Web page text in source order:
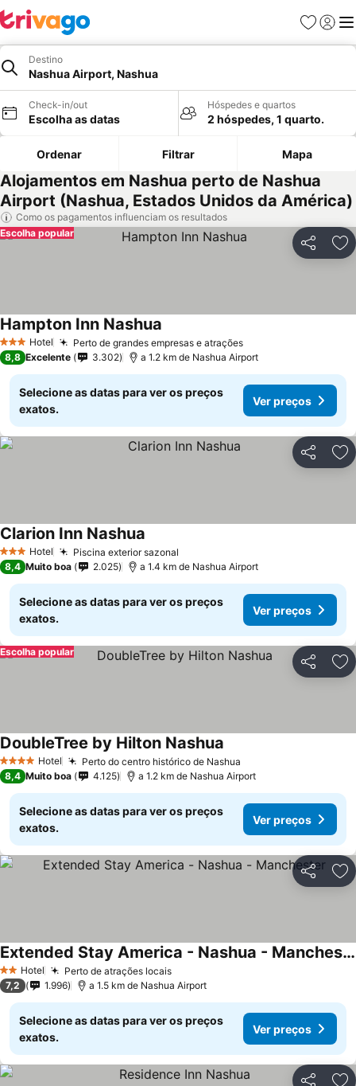
Favoritos
Iniciar
Destino
Nashua Airport, Nashua
Check-in/out
Escolha as datas
Hóspedes e quartos
2 hóspedes, 1 quarto.
Ordenar Filtrar Mapa
Alojamentos em Nashua perto de Nashua
Airport (Nashua, Estados Unidos da América)
Como os pagamentos influenciam os resultados
Partilhar
Escolha popular
3 EstrelasHotel Perto de grandes empresas e atrações
Hampton Inn Nashua
8,8 Excelente 3.302 a 1.2 km de Nashua Airport
Selecione as datas para ver os preços
exatos.
Ver preços
Partilhar
3 EstrelasHotel Piscina exterior sazonal
Clarion Inn Nashua
8,4 Muito boa 2.025 a 1.4 km de Nashua Airport
Selecione as datas para ver os preços
exatos.
Ver preços
Partilhar
Escolha popular
4 EstrelasHotel Perto do centro histórico de Nashua
DoubleTree by Hilton Nashua
8,4 Muito boa 4.125 a 1.2 km de Nashua Airport
Selecione as datas para ver os preços
exatos.
Ver preços
Partilhar
2 Estrelas
Hotel Perto de atrações locais
Extended Stay America - Nashua - Manchester
7,2 1.996 a 1.5 km de Nashua Airport
Selecione as datas para ver os preços
exatos.
Ver preços